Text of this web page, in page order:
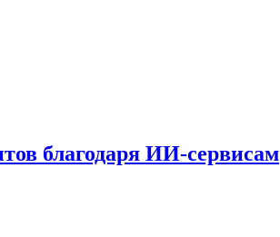
благодаря ИИ-сервисам